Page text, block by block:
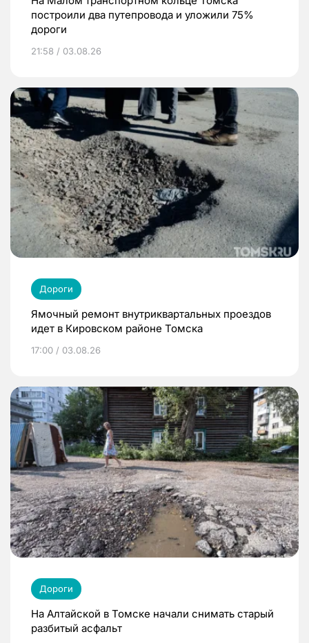
построили два путепровода и уложили 75%
дороги
21:58 / 03.08.26
Дороги
Ямочный ремонт внутриквартальных проездов
идет в Кировском районе Томска
17:00 / 03.08.26
Дороги
На Алтайской в Томске начали снимать старый
разбитый асфальт